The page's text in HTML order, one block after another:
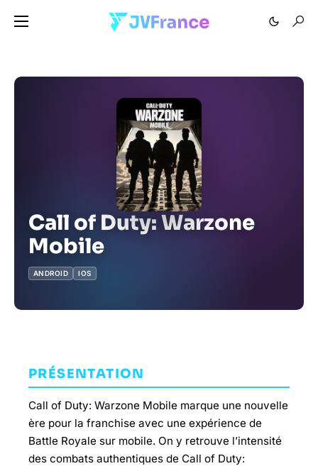
Call of Duty: Warzone
Mobile
ANDROID IOS
PRÉSENTATION
Call of Duty: Warzone Mobile marque une nouvelle
ère pour la franchise avec une expérience de
Battle Royale sur mobile. On y retrouve l’intensité
des combats authentiques de Call of Duty: